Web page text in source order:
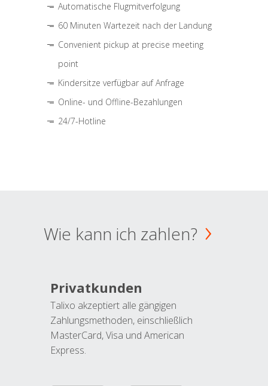
Automatische Flugmitverfolgung
60 Minuten Wartezeit nach der Landung
Convenient pickup at precise meeting
point
Kindersitze verfügbar auf Anfrage
Online- und Offline-Bezahlungen
24/7-Hotline
Wie kann ich zahlen?
Privatkunden
Talixo akzeptiert alle gängigen
Zahlungsmethoden, einschließlich
MasterCard, Visa und American
Express.